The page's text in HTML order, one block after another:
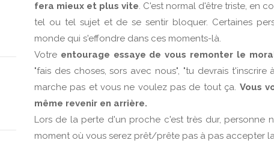
fera mieux et plus vite. C'est normal d'être triste, en
tel ou tel sujet et de se sentir bloquer. Certaines
monde qui s'effondre dans ces moments-là.
Votre entourage essaye de vous remonter le
"fais des choses, sors avec nous", "tu devrais
marche pas et vous ne voulez pas de tout ça. Vous
même revenir en arrière.
Lors de la perte d'un proche c'est très dur, personne
moment où vous serez prêt/prête pas à pas accepter